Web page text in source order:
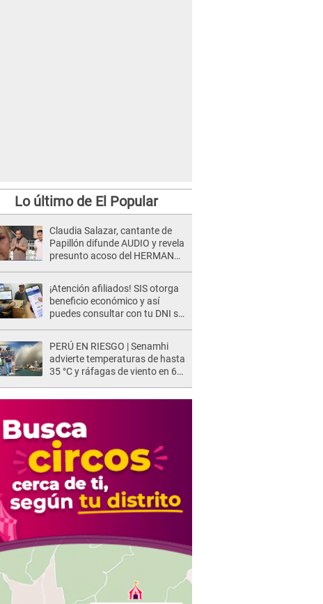
Lo último de El Popular
Claudia Salazar, cantante de
Papillón difunde AUDIO y revela
presunto acoso del HERMANO
shock"
¡Atención afiliados! SIS otorga
beneficio económico y así
puedes consultar con tu DNI si
PERÚ EN RIESGO | Senamhi
advierte temperaturas de hasta
35 °C y ráfagas de viento en 6